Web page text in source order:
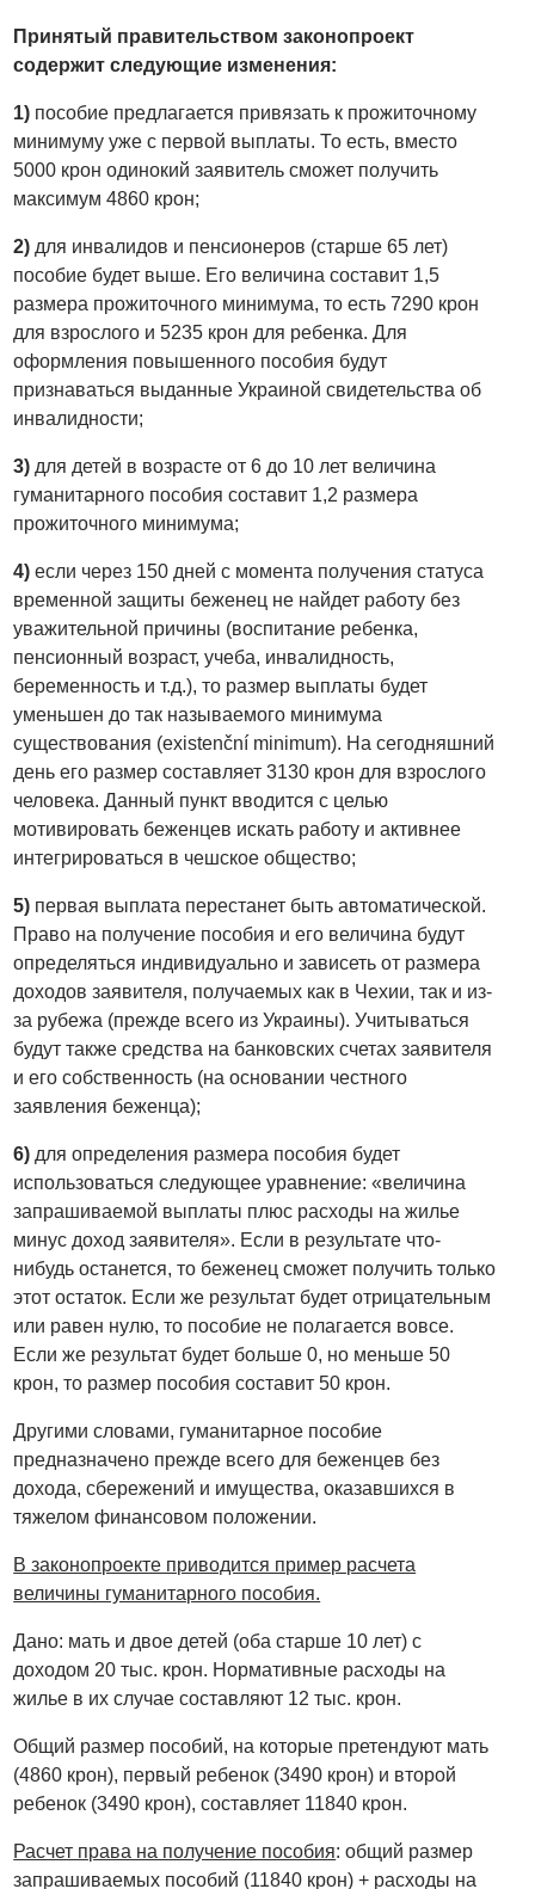
Принятый правительством законопроект
содержит следующие изменения:
1) пособие предлагается привязать к прожиточному
минимуму уже с первой выплаты. То есть, вместо
5000 крон одинокий заявитель сможет получить
максимум 4860 крон;
2) для инвалидов и пенсионеров (старше 65 лет)
пособие будет выше. Его величина составит 1,5
размера прожиточного минимума, то есть 7290 крон
для взрослого и 5235 крон для ребенка. Для
оформления повышенного пособия будут
признаваться выданные Украиной свидетельства об
инвалидности;
3) для детей в возрасте от 6 до 10 лет величина
гуманитарного пособия составит 1,2 размера
прожиточного минимума;
4) если через 150 дней с момента получения статуса
временной защиты беженец не найдет работу без
уважительной причины (воспитание ребенка,
пенсионный возраст, учеба, инвалидность,
беременность и т.д.), то размер выплаты будет
уменьшен до так называемого минимума
существования (existenční minimum). На сегодняшний
день его размер составляет 3130 крон для взрослого
человека. Данный пункт вводится с целью
мотивировать беженцев искать работу и активнее
интегрироваться в чешское общество;
5) первая выплата перестанет быть автоматической.
Право на получение пособия и его величина будут
определяться индивидуально и зависеть от размера
доходов заявителя, получаемых как в Чехии, так и из-
за рубежа (прежде всего из Украины). Учитываться
будут также средства на банковских счетах заявителя
и его собственность (на основании честного
заявления беженца);
6) для определения размера пособия будет
использоваться следующее уравнение: «величина
запрашиваемой выплаты плюс расходы на жилье
минус доход заявителя». Если в результате что-
нибудь останется, то беженец сможет получить только
этот остаток. Если же результат будет отрицательным
или равен нулю, то пособие не полагается вовсе.
Если же результат будет больше 0, но меньше 50
крон, то размер пособия составит 50 крон.
Другими словами, гуманитарное пособие
предназначено прежде всего для беженцев без
дохода, сбережений и имущества, оказавшихся в
тяжелом финансовом положении.
В законопроекте приводится пример расчета
величины гуманитарного пособия.
Дано: мать и двое детей (оба старше 10 лет) с
доходом 20 тыс. крон. Нормативные расходы на
жилье в их случае составляют 12 тыс. крон.
Общий размер пособий, на которые претендуют мать
(4860 крон), первый ребенок (3490 крон) и второй
ребенок (3490 крон), составляет 11840 крон.
Расчет права на получение пособия: общий размер
запрашиваемых пособий (11840 крон) + расходы на